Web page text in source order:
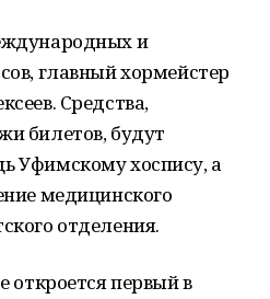
и
главный хормейстер
Средства,
билетов, будут
Уфимскому хоспису, а
медицинского
отделения.
откроется первый в